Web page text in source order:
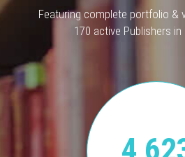
Featuring complete portfolio &
170 active Publishers in